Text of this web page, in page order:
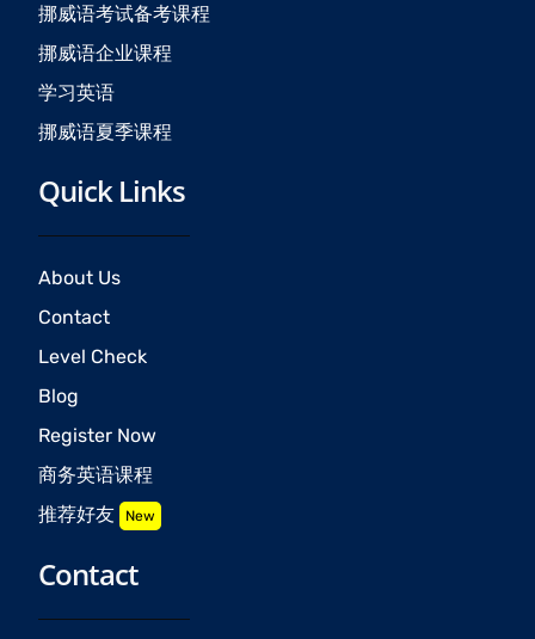
挪威语考试备考课程
挪威语企业课程
学习英语
挪威语夏季课程
Quick Links
About Us
Contact
Level Check
Blog
Register Now
商务英语课程
推荐好友 New
Contact